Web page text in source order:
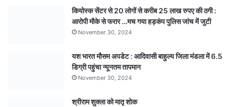
कियोस्क सेंटर से 20 लोगों से करीब 25 लाख रुपए की ठगी :
आरोपी मौके से फरार …मच गया हड़कंप पुलिस जांच में जुटी
November 30, 2024
यश भारत मौसम अपडेट : आदिवासी बाहुल्य जिला मंडला में 6.5
डिग्री पहुंचा न्यूनतम तापमान
November 30, 2024
श्रीराम शुक्ला को मातृ शोक